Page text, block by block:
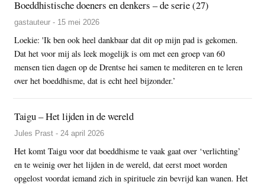
Boeddhistische doeners en denkers – de serie (27)
gastauteur - 15 mei 2026
Loekie: 'Ik ben ook heel dankbaar dat dit op mijn pad is gekomen.
Dat het voor mij als leek mogelijk is om met een groep van 60
mensen tien dagen op de Drentse hei samen te mediteren en te leren
over het boeddhisme, dat is echt heel bijzonder.’
Taigu – Het lijden in de wereld
Jules Prast - 24 april 2026
Het komt Taigu voor dat boeddhisme te vaak gaat over ‘verlichting’
en te weinig over het lijden in de wereld, dat eerst moet worden
opgelost voordat iemand zich in spirituele zin bevrijd kan wanen. Het